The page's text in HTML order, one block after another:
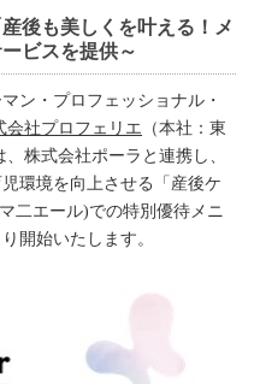
後も美しくを叶える！メ
ビスを提供～
ン・プロフェッショナル・
会社プロフェリエ （本社：東
株式会社ポーラと連携し、
環境を向上させる「産後ケ
二エール)での特別優待メニ
開始いたします。